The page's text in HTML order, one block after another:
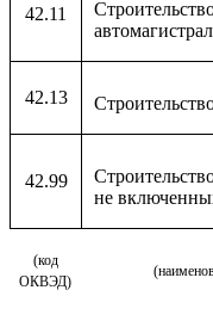
42.11
42.13
42.99
не
(код
ОКВЭД)